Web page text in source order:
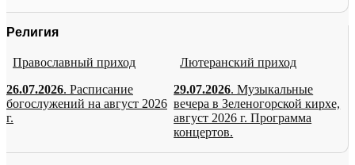
Религия
Православный приход
26.07.2026. Расписание
богослужений на август 2026
г.
Лютеранский приход
29.07.2026. Музыкальные
вечера в Зеленогорской кирхе,
август 2026 г. Программа
концертов.